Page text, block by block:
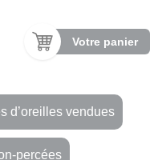
Votre panier
d’oreilles vendues
percées